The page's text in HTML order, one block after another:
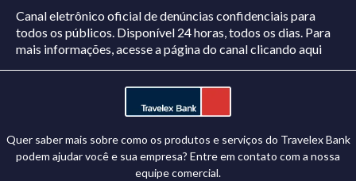
Canal eletrônico oficial de denúncias confidenciais para
todos os públicos. Disponível 24 horas, todos os dias. Para
mais informações, acesse a página do canalclicando aqui
Quer saber mais sobre como os produtos e serviços do Travelex Bank
podem ajudar você e sua empresa? Entre em contato com a nossa
equipe comercial.